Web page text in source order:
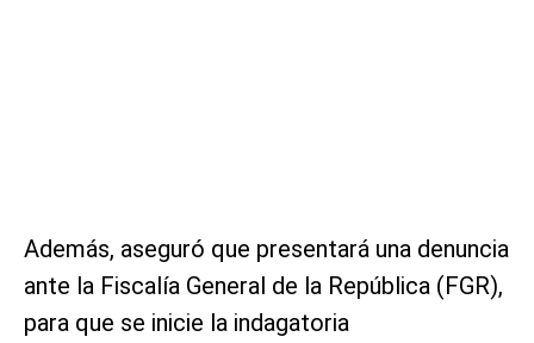
Además, aseguró que presentará una denuncia
ante la Fiscalía General de la República (FGR),
para que se inicie la indagatoria